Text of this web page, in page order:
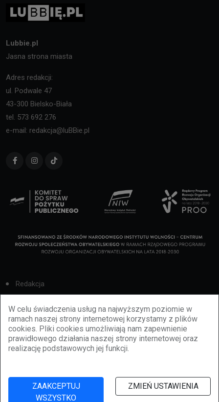
W celu świadczenia usług na najwyższym poziomie w
ramach naszej strony internetowej korzystamy z plików
cookies. Pliki cookies umożliwiają nam zapewnienie
prawidłowego działania naszej strony internetowej oraz
realizację podstawowych jej funkcji.
ZAAKCEPTUJ
WSZYSTKO
ZMIEŃ USTAWIENIA
Lubbie.pl
Jasna strona miasta
Adres redakcji:
ul. Podwale 47
43-300 Bielsko-Biała
tel. 573 692 276
e-mail: redakcja@luBBie.pl
Redakcja
Cookies
Reklama
BBiletomania